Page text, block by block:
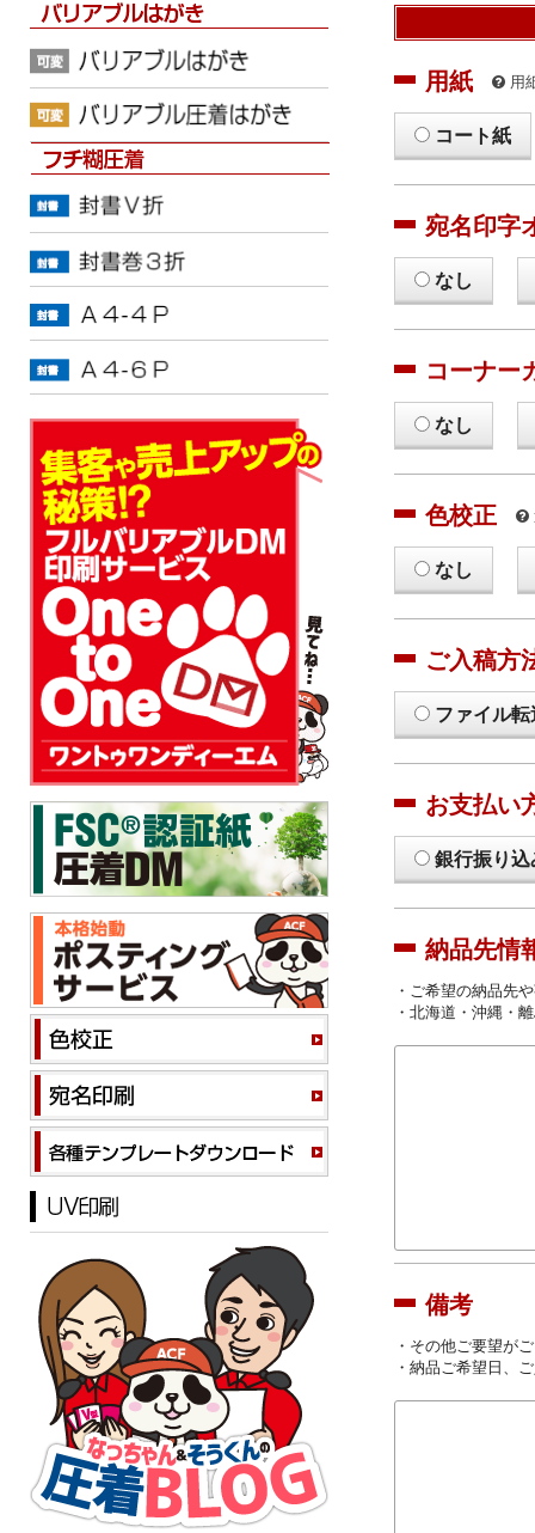
用紙 用
コート紙
宛名印字
なし
コーナー
なし
色校正
なし
ご入稿方
ファイル
お支払い
銀行振り込
納品先情
・ご希望の納品先
・北海道・沖縄・
備考
・その他ご要望が
・納品ご希望日、